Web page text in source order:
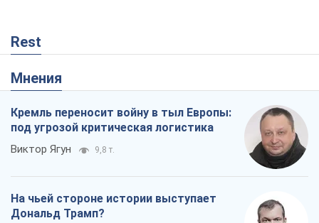
Rest
Мнения
Кремль переносит войну в тыл Европы:
под угрозой критическая логистика
Виктор Ягун 9,8 т.
На чьей стороне истории выступает
Дональд Трамп?